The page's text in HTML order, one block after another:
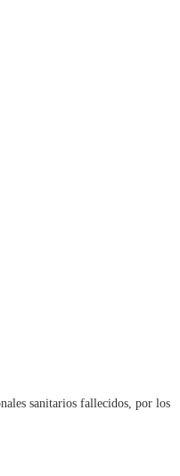
sanitarios fallecidos, por los